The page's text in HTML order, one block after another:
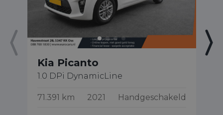
Kia Picanto
1.0 DPi DynamicLine
71.391 km 2021 Handgeschakeld